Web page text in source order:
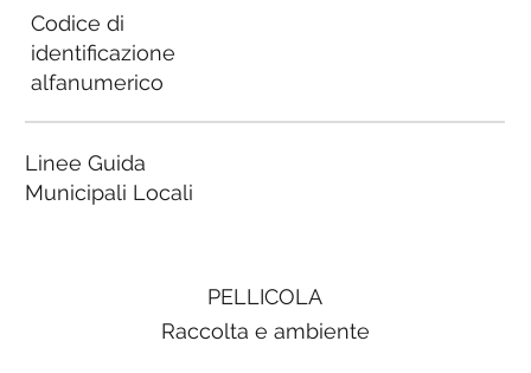
PELLICOLA
Raccolta e ambiente
Codice di
identificazione
alfanumerico
Linee Guida
Municipali Locali